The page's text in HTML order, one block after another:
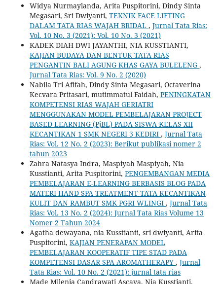
Widya Nurmaylanda, Arita Puspitorini, Dindy Sinta
Megasari, Sri Dwiyanti, TEKNIK FACE LIFTING
DALAM TATA RIAS WAJAH BRIDAL , Jurnal Tata Rias:
Vol. 10 No. 3 (2021): Vol. 10 No. 3 (2021)
KADEK DIAH DWI JAYANTHI, NIA KUSSTIANTI,
KAJIAN BUDAYA DAN BENTUK TATA RIAS
PENGANTIN BALI AGUNG KHAS GAYA BULELENG ,
Jurnal Tata Rias: Vol. 9 No. 2 (2020)
Nabila Tri Afifah, Dindy Sinta Megasari, Octaverina
Kecvara Pritasari, mutimmatul Faidah, PENINGKATAN
KOMPETENSI RIAS WAJAH GERIATRI
MENGGUNAKAN MODEL PEMBELAJARAN PROJECT
BASED LEARNING (PjBL) PADA SISWA KELAS XII
KECANTIKAN 1 SMK NEGERI 3 KEDIRI , Jurnal Tata
Rias: Vol. 12 No. 2 (2023): Berikut publikasi nomer 2
tahun 2023
Zahra Natasya Indra, Maspiyah Maspiyah, Nia
Kusstianti, Arita Puspitorini, PENGEMBANGAN MEDIA
PEMBELAJARAN E-LEARNING BERBASIS BLOG PADA
MATERI HAND SPA TREATMENT TATA KECANTIKAN
KULIT DAN RAMBUT SMK PGRI WLINGI , Jurnal Tata
Rias: Vol. 13 No. 2 (2024): Jurnal Tata Rias Volume 13
Nomer 2 Tahun 2024
Agatha dewayana, nia Kusstianti, sri dwiyanti, Arita
Puspitorini, KAJIAN PENERAPAN MODEL
PEMBELAJARAN KOOPERATIF TIPE STAD PADA
KOMPETENSI DASAR SPA AROMATHERAPY , Jurnal
Tata Rias: Vol. 10 No. 2 (2021): jurnal tata rias
Made Milenia Candrawati Ascaya, Nia Kusstianti,